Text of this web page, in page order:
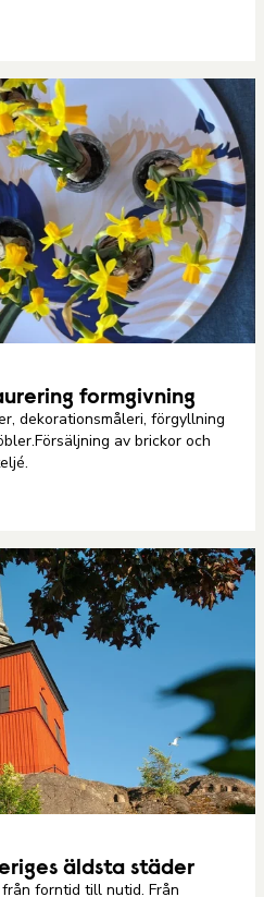
formgivning
dekorationsmåleri, förgyllning
av brickor och
äldsta städer
forntid till nutid. Från